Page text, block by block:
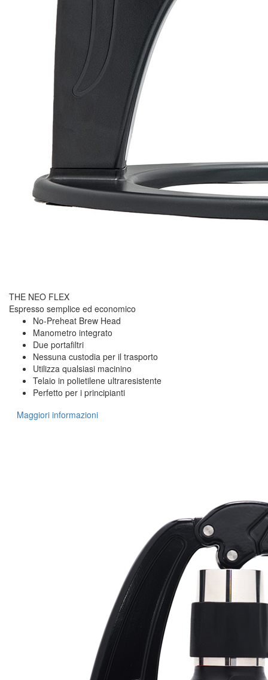
THE NEO FLEX
Espresso semplice ed economico
No-Preheat Brew Head
Manometro integrato
Due portafiltri
Nessuna custodia per il trasporto
Utilizza qualsiasi macinino
Telaio in polietilene ultraresistente
Perfetto per i principianti
Maggiori informazioni